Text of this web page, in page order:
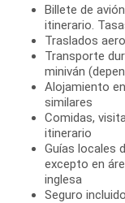
Billete de
itinerario.
Traslados
Transporte
miniván
Alojamiento
similares
Comidas,
itinerario
Guías locales
excepto en
inglesa
Seguro